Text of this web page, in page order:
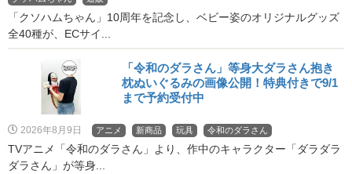
「クソハムちゃん」10周年を記念し、ベビー姿のオリジナルグッズ
全40種が、ECサイ...
「令和のダラさん」等身大ダラさん抱き
枕ぬいぐるみの画像公開！特典付きで9/1
まで予約受付中
2026年8月9日 アニメ 新商品 玩具 令和のダラさん
TVアニメ「令和のダラさん」より、作中のキャラクター「ダラダラ
ダラさん」が等身...